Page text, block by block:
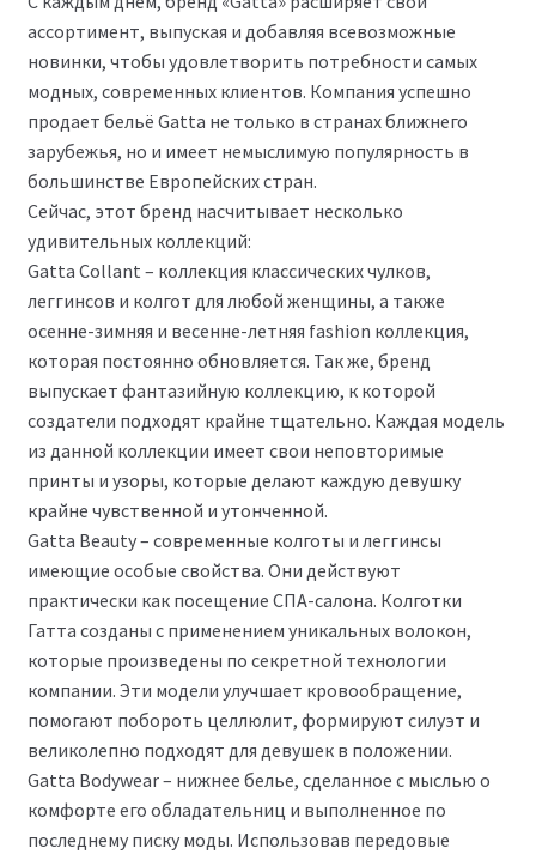
ассортимент, выпуская и добавляя всевозможные
новинки, чтобы удовлетворить потребности самых
модных, современных клиентов. Компания успешно
продает бельё Gatta не только в странах ближнего
зарубежья, но и имеет немыслимую популярность в
большинстве Европейских стран.
Сейчас, этот бренд насчитывает несколько
удивительных коллекций:
Gatta Collant – коллекция классических чулков,
леггинсов и колгот для любой женщины, а также
осенне-зимняя и весенне-летняя fashion коллекция,
которая постоянно обновляется. Так же, бренд
выпускает фантазийную коллекцию, к которой
создатели подходят крайне тщательно. Каждая модель
из данной коллекции имеет свои неповторимые
принты и узоры, которые делают каждую девушку
крайне чувственной и утонченной.
Gatta Beauty – современные колготы и леггинсы
имеющие особые свойства. Они действуют
практически как посещение СПА-салона. Колготки
Гатта созданы с применением уникальных волокон,
которые произведены по секретной технологии
компании. Эти модели улучшает кровообращение,
помогают побороть целлюлит, формируют силуэт и
великолепно подходят для девушек в положении.
Gatta Bodywear – нижнее белье, сделанное с мыслью о
комфорте его обладательниц и выполненное по
последнему писку моды. Использовав передовые